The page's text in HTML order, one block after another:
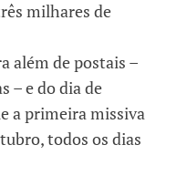
milhares de
além de postais –
– e do dia de
a primeira missiva
todos os dias